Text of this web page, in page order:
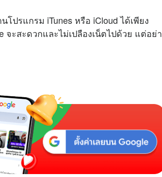
ปรแกรม iTunes หรือ iCloud ได้เพียง
จะสะดวกและไม่เปลืองเน็ตไปด้วย แต่อย่า